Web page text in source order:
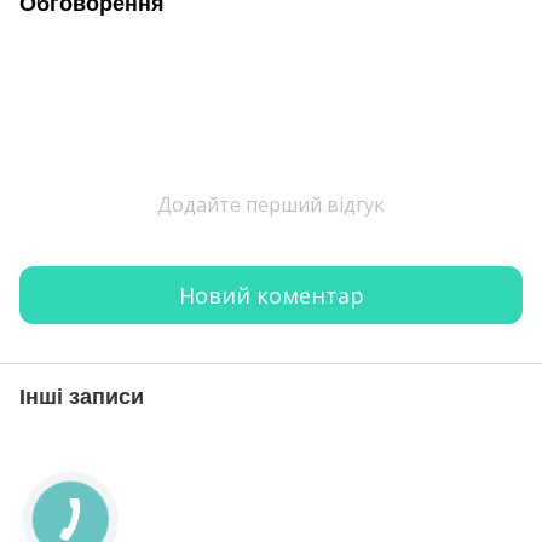
Додайте перший відгук
Новий коментар
Інші записи